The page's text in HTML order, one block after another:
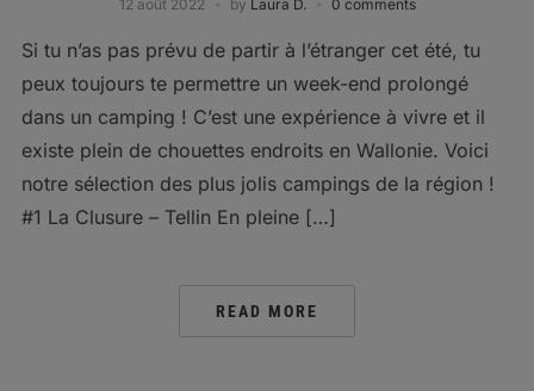
12 août 2022 by Laura D. 0 comments
Si tu n’as pas prévu de partir à l’étranger cet été, tu
peux toujours te permettre un week-end prolongé
dans un camping ! C’est une expérience à vivre et il
existe plein de chouettes endroits en Wallonie. Voici
notre sélection des plus jolis campings de la région !
#1 La Clusure – Tellin En pleine […]
READ MORE